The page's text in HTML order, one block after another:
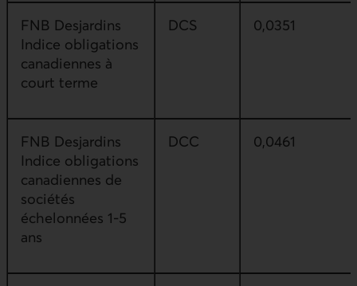
FNB Desjardins
Indice obligations
canadiennes à
court terme
DCS 0,0351
FNB Desjardins
Indice obligations
canadiennes de
sociétés
échelonnées 1-5
ans
DCC 0,0461